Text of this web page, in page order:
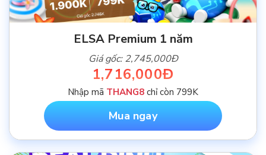
ELSA Premium 1 năm
Giá gốc: 2,745,000Đ
1,716,000Đ
Nhập mã THANG8 chỉ còn 799K
Mua ngay